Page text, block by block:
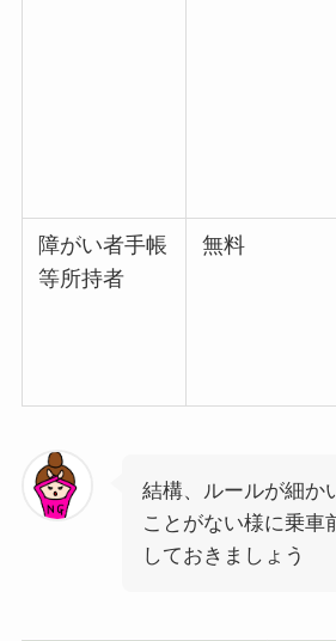
障がい者手帳
等所持者
無料
結構、ルールが細か
ことがない様に乗車
しておきましょう